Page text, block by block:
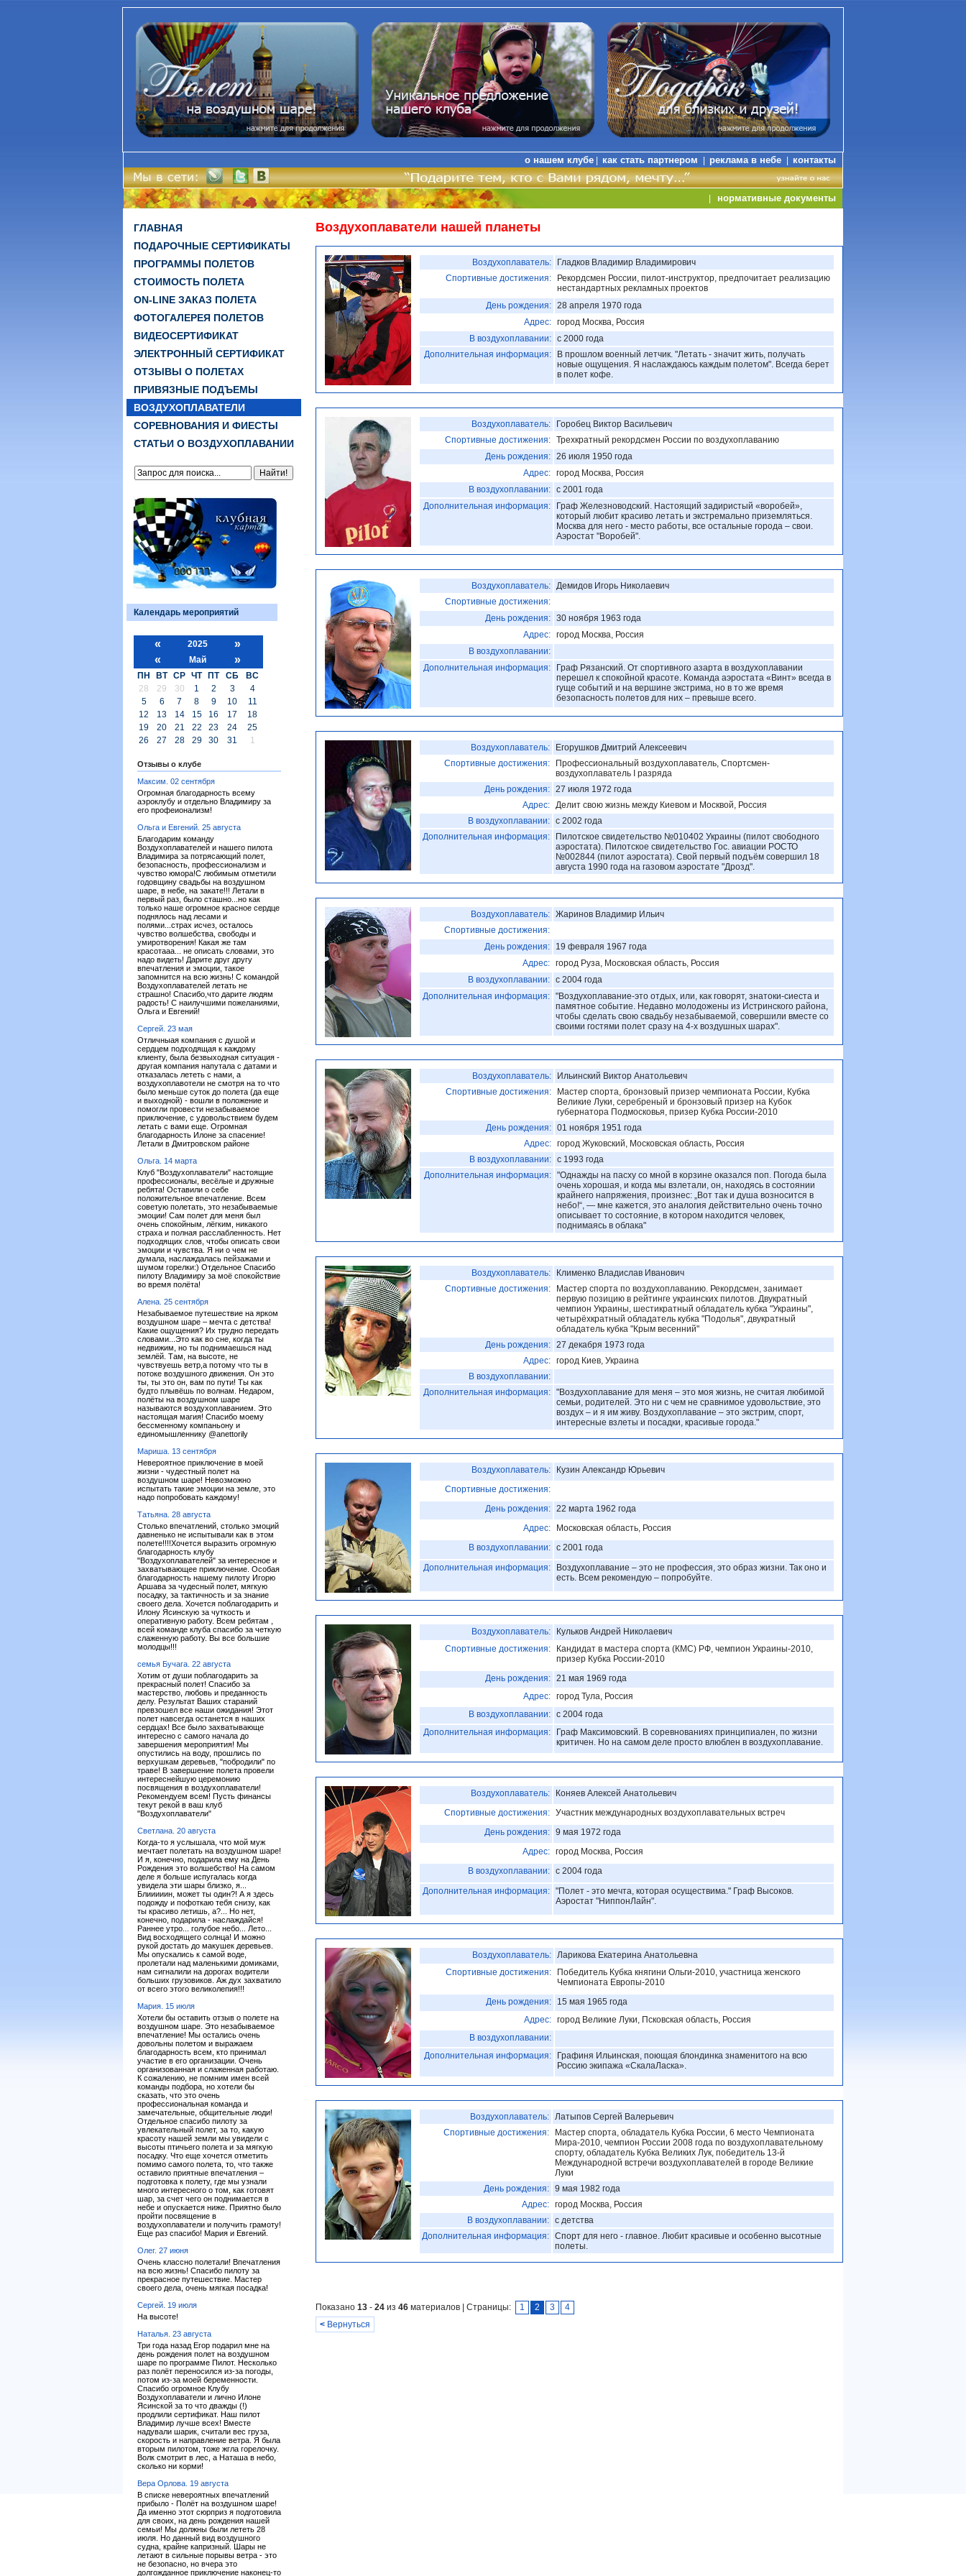
о нашем клубе как стать партнером реклама в небе контакты
нормативные документы
ГЛАВНАЯ
ПОДАРОЧНЫЕ СЕРТИФИКАТЫ
ПРОГРАММЫ ПОЛЕТОВ
СТОИМОСТЬ ПОЛЕТА
ON-LINE ЗАКАЗ ПОЛЕТА
ФОТОГАЛЕРЕЯ ПОЛЕТОВ
ВИДЕОСЕРТИФИКАТ
ЭЛЕКТРОННЫЙ СЕРТИФИКАТ
ОТЗЫВЫ О ПОЛЕТАХ
ПРИВЯЗНЫЕ ПОДЪЕМЫ
ВОЗДУХОПЛАВАТЕЛИ
СОРЕВНОВАНИЯ И ФИЕСТЫ
СТАТЬИ О ВОЗДУХОПЛАВАНИИ
Календарь мероприятий
« 2025
»
«
Май »
ПН ВТ СР ЧТ ПТ СБ
ВС
28
29 30 1 2 3
4
5
6 7 8 9 10
11
12
13 14 15 16 17
18
19
20 21 22 23 24
25
26
27 28 29 30 31 1
Отзывы о клубе
Максим. 02 сентября
Огромная благодарность всему
аэроклубу и отдельно Владимиру за
его профеионализм!
Ольга и Евгений. 25 августа
Благодарим команду
Воздухоплавателей и нашего пилота
Владимира за потрясающий полет,
безопасность, профессионализм и
чувство юмора!С любимым отметили
годовщину свадьбы на воздушном
шаре, в небе, на закате!!! Летали в
первый раз, было сташно...но как
только наше огромное красное сердце
поднялось над лесами и
полями...страх исчез, осталось
чувство волшебства, свободы и
умиротворения! Какая же там
красотааа... не описать словами, это
надо видеть! Дарите друг другу
впечатления и эмоции, такое
запомнится на всю жизнь! С командой
Воздухоплавателей летать не
страшно! Спасибо,что дарите людям
радость! С наилучшими пожеланиями,
Ольга и Евгений!
Сергей. 23 мая
Отличныая компания с душой и
сердцем подходящая к каждому
клиенту, была безвыходная ситуация -
другая компания напутала с датами и
отказалась лететь с нами, а
воздухоплавотели не смотря на то что
было меньше суток до полета (да еще
и выходной) - вошли в положение и
помогли провести незабываемое
приключение, с удовольствием будем
летать с вами еще. Огромная
благодарность Илоне за спасение!
Летали в Дмитровском районе
Ольга. 14 марта
Клуб "Воздухоплаватели" настоящие
профессионалы, весёлые и дружные
ребята! Оставили о себе
положительное впечатление. Всем
советую полетать, это незабываемые
эмоции! Сам полет для меня был
очень спокойным, лёгким, никакого
страха и полная расслабленность. Нет
подходящих слов, чтобы описать свои
эмоции и чувства. Я ни о чем не
думала, наслаждалась пейзажами и
шумом горелки:) Отдельное Спасибо
пилоту Владимиру за моё спокойствие
во время полёта!
Алена. 25 сентября
Незабываемое путешествие на ярком
воздушном шаре – мечта с детства!
Какие ощущения? Их трудно передать
словами...Это как во сне, когда ты
недвижим, но ты поднимаешься над
землёй. Там, на высоте, не
чувствуешь ветр,а потому что ты в
потоке воздушного движения. Он это
ты, ты это он, вам по пути! Ты как
будто плывёшь по волнам. Недаром,
полёты на воздушном шаре
называются воздухоплаванием. Это
настоящая магия! Спасибо моему
бессменному компаньону и
единомышленнику @anettorily
Мариша. 13 сентября
Невероятное приключение в моей
жизни - чудестный полет на
воздушном шаре! Невозможно
испытать такие эмоции на земле, это
надо попробовать каждому!
Татьяна. 28 августа
Столько впечатлений, столько эмоций
давненько не испытывали как в этом
полете!!!!Хочется выразить огромную
благодарность клубу
"Воздухоплавателей" за интересное и
захватывающее приключение. Особая
благодарность нашему пилоту Игорю
Аршава за чудесный полет, мягкую
посадку, за тактичность и за знание
своего дела. Хочется поблагодарить и
Илону Ясинскую за чуткость и
оперативную работу. Всем ребятам ,
всей команде клуба спасибо за четкую
слаженную работу. Вы все большие
молодцы!!!
семья Бучага. 22 августа
Хотим от души поблагодарить за
прекрасный полет! Спасибо за
мастерство, любовь и преданность
делу. Результат Ваших стараний
превзошел все наши ожидания! Этот
полет навсегда останется в наших
сердцах! Все было захватывающе
интересно с самого начала до
завершения мероприятия! Мы
опустились на воду, прошлись по
верхушкам деревьев, "побродили" по
траве! В завершение полета провели
интереснейшую церемонию
посвящения в воздухоплаватели!
Рекомендуем всем! Пусть финансы
текут рекой в ваш клуб
"Воздухоплаватели"
Светлана. 20 августа
Когда-то я услышала, что мой муж
мечтает полетать на воздушном шаре!
И я, конечно, подарила ему на День
Рождения это волшебство! На самом
деле я больше испугалась когда
увидела эти шары близко, я...
Блииииин, может ты один?! А я здесь
подожду и пофоткаю тебя снизу, как
ты красиво летишь, а?... Но нет,
конечно, подарила - наслаждайся!
Раннее утро... голубое небо... Лето...
Вид восходящего солнца! И можно
рукой достать до макушек деревьев.
Мы опускались к самой воде,
пролетали над маленькими домиками,
нам сигналили на дорогах водители
больших грузовиков. Аж дух захватило
от всего этого великолепия!!!
Мария. 15 июля
Хотели бы оставить отзыв о полете на
воздушном шаре. Это незабываемое
впечатление! Мы остались очень
довольны полетом и выражаем
благодарность всем, кто принимал
участие в его организации. Очень
организованная и слаженная работаю.
К сожалению, не помним имен всей
команды подбора, но хотели бы
сказать, что это очень
профессиональная команда и
замечательные, общительные люди!
Отдельное спасибо пилоту за
увлекательный полет, за то, какую
красоту нашей земли мы увидели с
высоты птичьего полета и за мягкую
посадку. Что еще хочется отметить
помимо самого полета, то, что также
оставило приятные впечатления –
подготовка к полету, где мы узнали
много интересного о том, как готовят
шар, за счет чего он поднимается в
небе и опускается ниже. Приятно было
пройти посвящение в
воздухоплаватели и получить грамоту!
Еще раз спасибо! Мария и Евгений.
Олег. 27 июня
Очень классно полетали! Впечатления
на всю жизнь! Спасибо пилоту за
прекрасное путешествие. Мастер
своего дела, очень мягкая посадка!
Сергей. 19 июля
На высоте!
Наталья. 23 августа
Три года назад Егор подарил мне на
день рождения полет на воздушном
шаре по программе Пилот. Несколько
раз полёт переносился из-за погоды,
потом из-за моей беременности.
Спасибо огромное Клубу
Воздухоплаватели и лично Илоне
Ясинской за то что дважды (!)
продлили сертификат. Наш пилот
Владимир лучше всех! Вместе
надували шарик, считали вес груза,
скорость и направление ветра. Я была
вторым пилотом, тоже жгла горелочку.
Волк смотрит в лес, а Наташа в небо,
сколько ни корми!
Вера Орлова. 19 августа
В списке невероятных впечатлений
прибыло - Полёт на воздушном шаре!
Да именно этот сюрприз я подготовила
для своих, на день рождения нашей
семьи! Мы должны были лететь 28
июля. Но данный вид воздушного
судна, крайне капризный. Шары не
летают в сильные порывы ветра - это
не безопасно, но вчера это
долгожданное приключение наконец-то
Воздухоплаватели нашей планеты
Воздухоплаватель:
Гладков Владимир Владимирович
Спортивные достижения:
Рекордсмен России, пилот-инструктор, предпочитает реализацию
нестандартных рекламных проектов
День рождения: 28 апреля 1970 года
Адрес: город Москва, Россия
В воздухоплавании: с 2000 года
Дополнительная информация:
В прошлом военный летчик. "Летать - значит жить, получать
новые ощущения. Я наслаждаюсь каждым полетом". Всегда берет
в полет кофе.
Воздухоплаватель:
Горобец Виктор Васильевич
Спортивные достижения: Трехкратный рекордсмен России по воздухоплаванию
День рождения: 26 июля 1950 года
Адрес: город Москва, Россия
В воздухоплавании: с 2001 года
Дополнительная информация:
Граф Железноводский. Настоящий задиристый «воробей»,
который любит красиво летать и экстремально приземляться.
Москва для него - место работы, все остальные города – свои.
Аэростат "Воробей".
Воздухоплаватель: Демидов Игорь Николаевич
Спортивные достижения:
День рождения: 30 ноября 1963 года
Адрес: город Москва, Россия
В воздухоплавании:
Дополнительная информация:
Граф Рязанский. От спортивного азарта в воздухоплавании
перешел к спокойной красоте. Команда аэростата «Винт» всегда в
гуще событий и на вершине экстрима, но в то же время
безопасность полетов для них – превыше всего.
Воздухоплаватель:
Егорушков Дмитрий Алексеевич
Спортивные достижения:
Профессиональный воздухоплаватель, Спортсмен-
воздухоплаватель I разряда
День рождения: 27 июля 1972 года
Адрес: Делит свою жизнь между Киевом и Москвой, Россия
В воздухоплавании: с 2002 года
Дополнительная информация:
Пилотское свидетельство №010402 Украины (пилот свободного
аэростата). Пилотское свидетельство Гос. авиации РОСТО
№002844 (пилот аэростата). Свой первый подъём совершил 18
августа 1990 года на газовом аэростате "Дрозд".
Воздухоплаватель: Жаринов Владимир Ильич
Спортивные достижения:
День рождения:
19 февраля 1967 года
Адрес: город Руза, Московская область, Россия
В воздухоплавании: с 2004 года
Дополнительная информация: "Воздухоплавание-это отдых, или, как говорят, знатоки-сиеста и
памятное событие. Недавно молодожены из Истринского района,
чтобы сделать свою свадьбу незабываемой, совершили вместе со
своими гостями полет сразу на 4-х воздушных шарах".
Воздухоплаватель:
Ильинский Виктор Анатольевич
Спортивные достижения:
Мастер спорта, бронзовый призер чемпионата России, Кубка
Великие Луки, серебреный и бронзовый призер на Кубок
губернатора Подмосковья, призер Кубка России-2010
День рождения: 01 ноября 1951 года
Адрес: город Жуковский, Московская область, Россия
В воздухоплавании: с 1993 года
Дополнительная информация: "Однажды на пасху со мной в корзине оказался поп. Погода была
очень хорошая, и когда мы взлетали, он, находясь в состоянии
крайнего напряжения, произнес: „Вот так и душа возносится в
небо!“, — мне кажется, это аналогия действительно очень точно
описывает то состояние, в котором находится человек,
поднимаясь в облака"
Воздухоплаватель:
Клименко Владислав Иванович
Спортивные достижения:
Мастер спорта по воздухоплаванию. Рекордсмен, занимает
первую позицию в рейтинге украинских пилотов. Двукратный
чемпион Украины, шестикратный обладатель кубка "Украины",
четырёхкратный обладатель кубка "Подолья", двукратный
обладатель кубка "Крым весенний"
День рождения: 27 декабря 1973 года
Адрес: город Киев, Украина
В воздухоплавании:
Дополнительная информация: "Воздухоплавание для меня – это моя жизнь, не считая любимой
семьи, родителей. Это ни с чем не сравнимое удовольствие, это
воздух – и я им живу. Воздухоплавание – это экстрим, спорт,
интересные взлеты и посадки, красивые города."
Воздухоплаватель:
Кузин Александр Юрьевич
Спортивные достижения:
День рождения: 22 марта 1962 года
Адрес:
Московская область, Россия
В воздухоплавании: с 2001 года
Дополнительная информация:
Воздухоплавание – это не профессия, это образ жизни. Так оно и
есть. Всем рекомендую – попробуйте.
Воздухоплаватель:
Кульков Андрей Николаевич
Спортивные достижения:
Кандидат в мастера спорта (КМС) РФ, чемпион Украины-2010,
призер Кубка России-2010
День рождения: 21 мая 1969 года
Адрес: город Тула, Россия
В воздухоплавании: с 2004 года
Дополнительная информация:
Граф Максимовский. В соревнованиях принципиален, по жизни
критичен. Но на самом деле просто влюблен в воздухоплавание.
Воздухоплаватель:
Коняев Алексей Анатольевич
Спортивные достижения: Участник международных воздухоплавательных встреч
День рождения: 9 мая 1972 года
Адрес: город Москва, Россия
В воздухоплавании: с 2004 года
Дополнительная информация: "Полет - это мечта, которая осуществима." Граф Высоков.
Аэростат "НиппонЛайн".
Воздухоплаватель: Ларикова Екатерина Анатольевна
Спортивные достижения:
Победитель Кубка княгини Ольги-2010, участница женского
Чемпионата Европы-2010
День рождения:
15 мая 1965 года
Адрес: город Великие Луки, Псковская область, Россия
В воздухоплавании:
Дополнительная информация:
Графиня Ильинская, поющая блондинка знаменитого на всю
Россию экипажа «СкалаЛаска».
Воздухоплаватель: Латыпов Сергей Валерьевич
Спортивные достижения:
Мастер спорта, обладатель Кубка России, 6 место Чемпионата
Мира-2010, чемпион России 2008 года по воздухоплавательному
спорту, обладатель Кубка Великих Лук, победитель 13-й
Международной встречи воздухоплавателей в городе Великие
Луки
День рождения: 9 мая 1982 года
Адрес: город Москва, Россия
В воздухоплавании: с детства
Дополнительная информация: Спорт для него - главное. Любит красивые и особенно высотные
полеты.
Показано 13 - 24 из 46 материалов | Страницы: 1 2 3
4
< Вернуться